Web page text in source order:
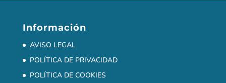
Información
AVISO LEGAL
POLÍTICA DE PRIVACIDAD
POLÍTICA DE COOKIES